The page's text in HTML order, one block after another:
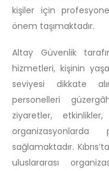
kişiler için
önem taşımaktadır.
Altay Güvenlik
hizmetleri, kişinin
seviyesi dikkate
personelleri
ziyaretler,
sağlamaktadır.
uluslararası